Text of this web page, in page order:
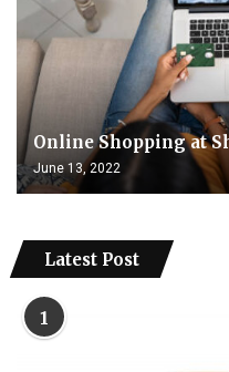
Online Shopping at
June 13, 2022
Latest Post
1